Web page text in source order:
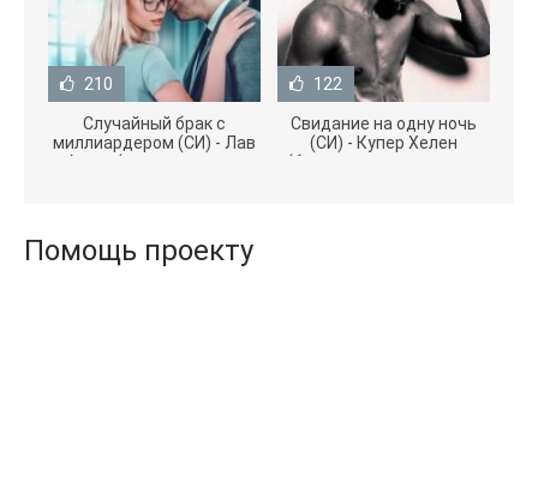
210
Случайный брак с
миллиардером (СИ) - Лав
Агата (полная версия
122
Свидание на одну ночь
(СИ) - Купер Хелен
(бесплатные серии книг
Помощь проекту